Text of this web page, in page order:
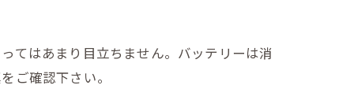
てはあまり目立ちません。バッテリーは消
ご確認下さい。